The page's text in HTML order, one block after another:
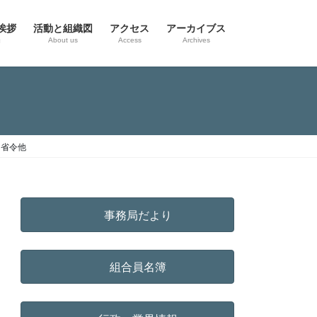
拶 活動と組織図
About us
アクセス
Access
アーカイブス
Archives
令他
事務局だより
組合員名簿